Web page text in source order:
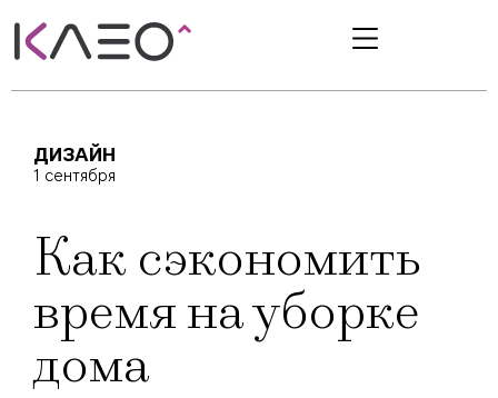
ДИЗАЙН
1 сентября
Как сэкономить
время на уборке
дома